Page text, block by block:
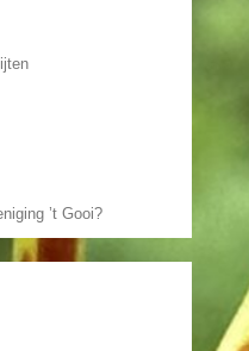
’t Gooi?